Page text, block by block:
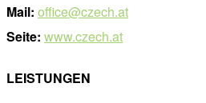
Mail: office@czech.at
Seite: www.czech.at
LEISTUNGEN